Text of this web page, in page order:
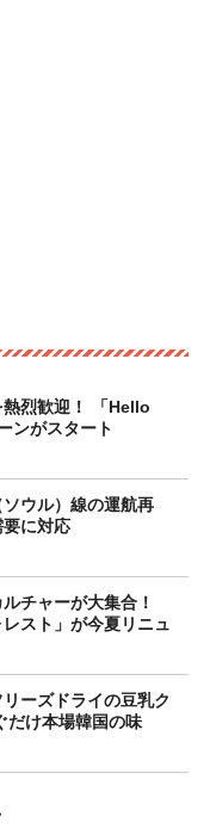
烈歓迎！ 「Hello
ンがスタート
ウル）線の運航再
に対応
チャーが大集合！
レスト」が今夏リニュ
ーズドライの豆乳ク
だけ本場韓国の味